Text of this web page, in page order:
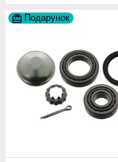
Подарунок